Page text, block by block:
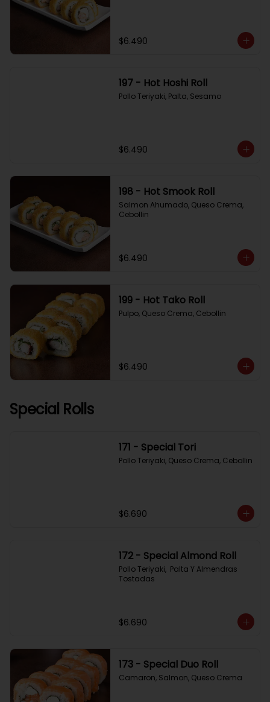
$6.490
197 - Hot Hoshi Roll
Pollo Teriyaki, Palta, Sesamo
$6.490
198 - Hot Smook Roll
Salmon Ahumado, Queso Crema,
Cebollin
$6.490
199 - Hot Tako Roll
Pulpo, Queso Crema, Cebollin
$6.490
Special Rolls
171 - Special Tori
Pollo Teriyaki, Queso Crema, Cebollin
$6.690
172 - Special Almond Roll
Pollo Teriyaki,  Palta Y Almendras
Tostadas
$6.690
173 - Special Duo Roll
Camaron, Salmon, Queso Crema